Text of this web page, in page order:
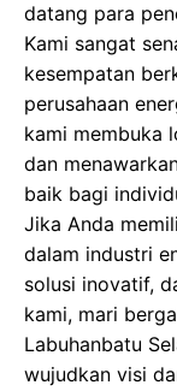
datang para
Kami sangat
kesempatan
perusahaan
kami membuka
dan
baik bagi
Jika Anda
dalam industri
solusi inovatif,
kami, mari
Labuhanbatu
wujudkan visi